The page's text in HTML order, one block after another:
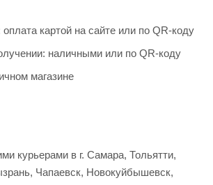
картой на сайте или по QR-коду
наличными или по QR-коду
магазине
курьерами в г. Самара, Тольятти,
Чапаевск, Новокуйбышевск,